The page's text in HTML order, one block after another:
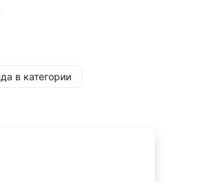
типа "мама"
клапан срабатывает при повышении
от поломки. Устройство
в категории